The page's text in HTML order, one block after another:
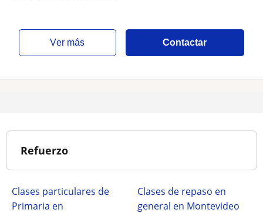
ver más Contactar
Refuerzo
Clases particulares de
Primaria en
Clases de repaso en
general en Montevideo